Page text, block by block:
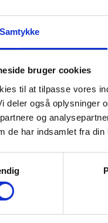
Samtykke
bruger cookies
til at tilpasse vores
deler også oplysninger
og
de har indsamlet fra din
Type: